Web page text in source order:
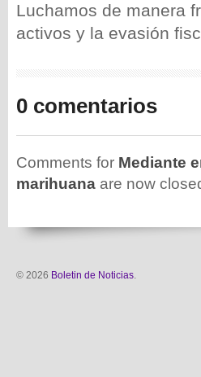
Luchamos de manera
activos y la evasión
0 comentarios
Comments for Mediante
marihuana are now
© 2026 Boletin de Noticias.